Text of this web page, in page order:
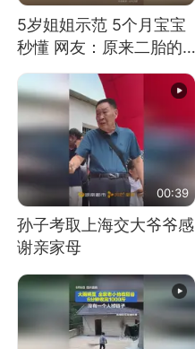
5岁姐姐示范 5个月宝宝
秒懂 网友：原来二胎的
快乐长这样
00:39
孙子考取上海交大爷爷感
谢亲家母